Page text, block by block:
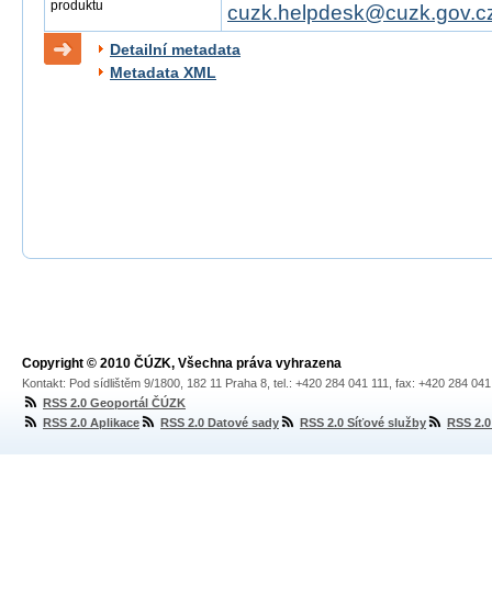
produktu
Detailní metadata
Metadata XML
Copyright © 2010 ČÚZK, Všechna práva vyhrazena
Kontakt: Pod sídlištěm 9/1800, 182 11 Praha 8, tel.: +420 284 041 111, fax: +420 284
RSS 2.0 Geoportál ČÚZK
RSS 2.0 Aplikace
RSS 2.0 Datové sady RSS 2.0 Síťové služby RSS